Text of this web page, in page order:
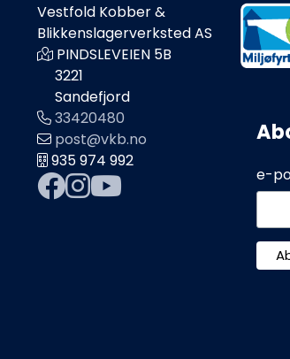
Vestfold Kobber &
Blikkenslagerverksted AS
PINDSLEVEIEN 5B
3221
Sandefjord
33420480
post@vkb.no
935 974 992
e-